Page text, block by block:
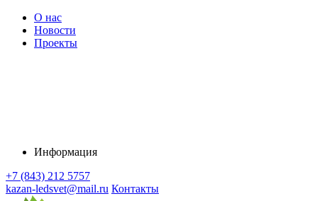
О нас
Новости
Проекты
Информация
+7 (843) 212 5757
kazan-ledsvet@mail.ru Контакты